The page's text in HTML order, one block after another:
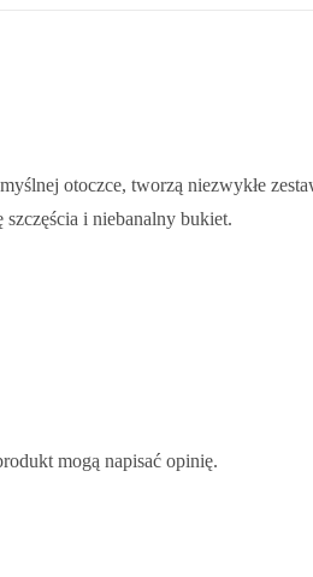
otoczce, tworzą niezwykłe
i niebanalny bukiet.
mogą napisać opinię.